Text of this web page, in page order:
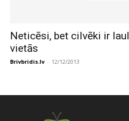
Neticēsi, bet cilvēki ir
vietās
Brivbridis.lv - 12/12/2013